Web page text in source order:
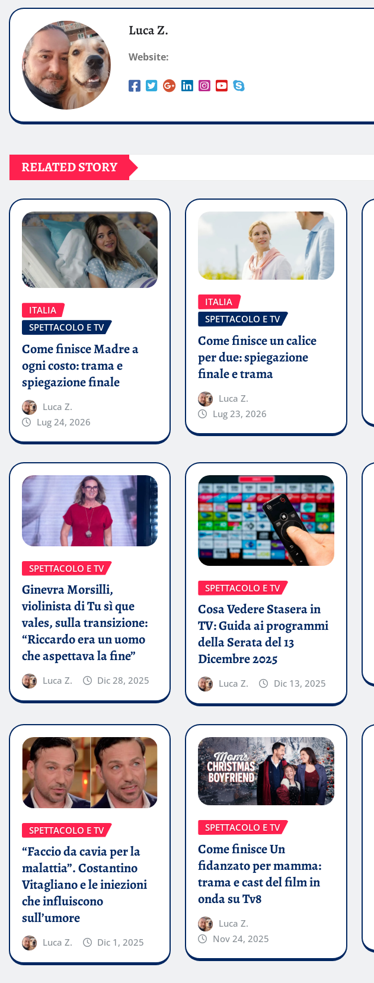
Luca Z.
Website:
RELATED STORY
ITALIA
SPETTACOLO E TV
Come finisce Madre a
ogni costo: trama e
spiegazione finale
Luca Z.
Lug 24, 2026
ITALIA
SPETTACOLO E TV
Come finisce un calice
per due: spiegazione
finale e trama
Luca Z.
Lug 23, 2026
SPETTACOLO E TV
Ginevra Morsilli,
violinista di Tu sì que
vales, sulla transizione:
“Riccardo era un uomo
che aspettava la fine”
Luca Z. Dic 28, 2025
SPETTACOLO E TV
Cosa Vedere Stasera in
TV: Guida ai programmi
della Serata del 13
Dicembre 2025
Luca Z. Dic 13, 2025
SPETTACOLO E TV
“Faccio da cavia per la
malattia”. Costantino
Vitagliano e le iniezioni
che influiscono
sull’umore
Luca Z. Dic 1, 2025
SPETTACOLO E TV
Come finisce Un
fidanzato per mamma:
trama e cast del film in
onda su Tv8
Luca Z.
Nov 24, 2025